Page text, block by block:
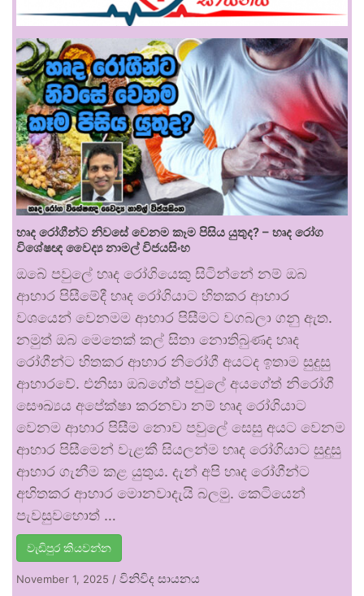
හෘද රෝගීන්ට නිවසේ වෙනම කෑම පිසිය යුතුද? – හෘද රෝග
විශේෂඥ වෛද්‍ය නාමල් විජයසිංහ
ඔබේ පවුලේ හෘද රෝගියෙකු සිටින්නේ නම් ඔබ
ආහාර පිසීමේදී හෘද රෝගියාට හිතකර ආහාර
වශයෙන් වෙනමම ආහාර පිසීමට වගබලා ගනු ඇත.
නමුත් ඔබ මෙතෙක් කල් සිතා නොතිබුණද හෘද
රෝගීන්ට හිතකර ආහාර නිරෝගී අයටද ඉතාම සුදුසු
ආහාරවේ. එනිසා ඔබගේත් පවුලේ අයගේත් නිරෝගී
සෞඛ්‍යය අපේක්ෂා කරනවා නම් හෘද රෝගියාට
වෙනම ආහාර පිසීම නොව පවුලේ සෙසු අයට වෙනම
ආහාර පිසීමෙන් වැළකී සියලන්ම හෘද රෝගියාට සුදුසු
ආහාර ගැනීම කළ යුතුය. දැන් අපි හෘද රෝගීන්ට
අහිතකර ආහාර මොනවාදැයි බලමු. කෙටියෙන්
පැවසුවහොත් …
වැඩිපුර කියවන්න
November 1, 2025 / විනිවිද සායනය